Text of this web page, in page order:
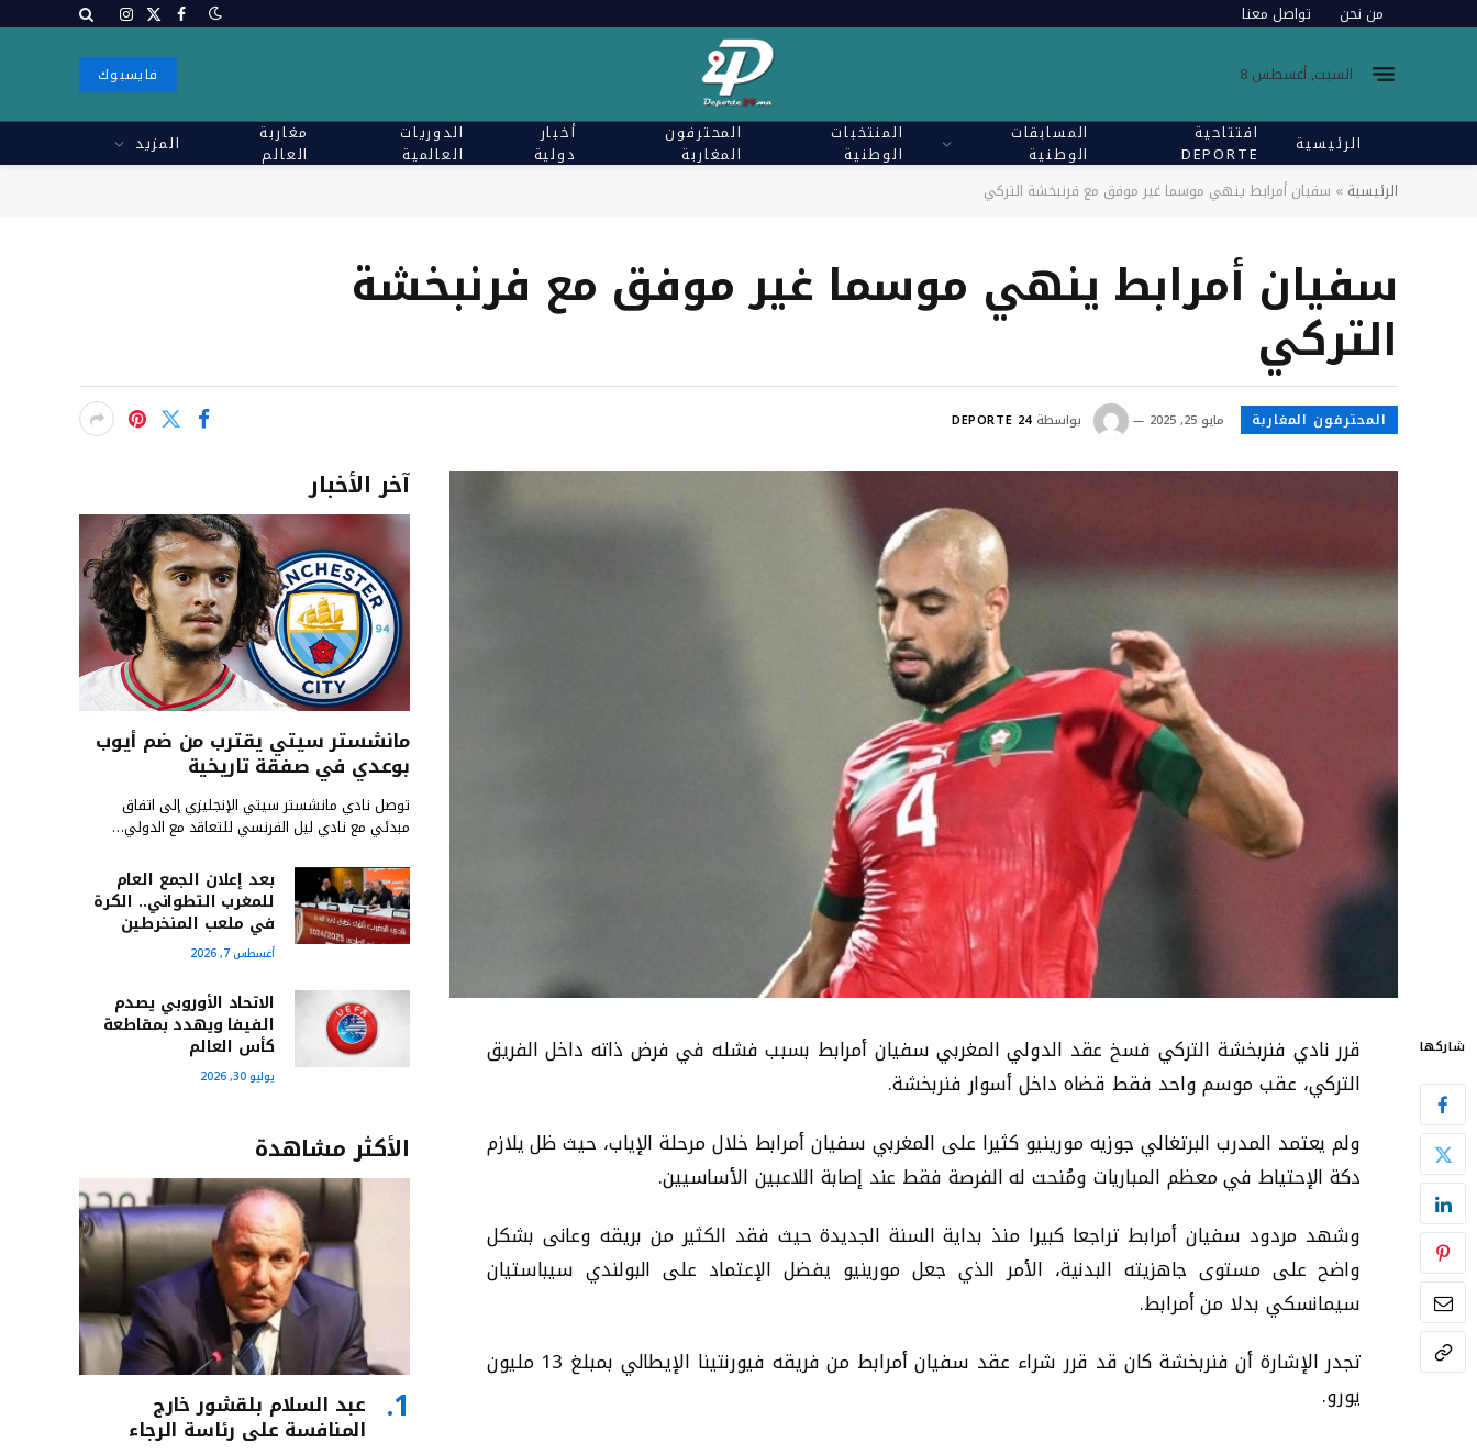
من نحن تواصل معنا فيسبوك
X الانستغرام
السبت, أغسطس 8 فايسبوك
الرئيسية
افتتاحية
DEPORTE
المسابقات
الوطنية
المنتخبات
الوطنية
المحترفون
المغاربة
أخبار
دولية
الدوريات
العالمية
مغاربة
العالم
المزيد
الرئيسية » سفيان أمرابط ينهي موسما غير موفق مع فرنبخشة التركي
سفيان أمرابط ينهي موسما غير موفق مع فرنبخشة
التركي
المحترفون المغاربة مايو 25, 2025 بواسطة DEPORTE 24
شاركها
قرر نادي فنربخشة التركي فسخ عقد الدولي المغربي سفيان أمرابط بسبب فشله في فرض ذاته داخل الفريق
التركي، عقب موسم واحد فقط قضاه داخل أسوار فنربخشة.
ولم يعتمد المدرب البرتغالي جوزيه مورينيو كثيرا على المغربي سفيان أمرابط خلال مرحلة الإياب، حيث ظل يلازم
دكة الإحتياط في معظم المباريات ومُنحت له الفرصة فقط عند إصابة اللاعبين الأساسيين.
وشهد مردود سفيان أمرابط تراجعا كبيرا منذ بداية السنة الجديدة حيث فقد الكثير من بريقه وعانى بشكل
واضح على مستوى جاهزيته البدنية، الأمر الذي جعل مورينيو يفضل الإعتماد على البولندي سيباستيان
سيمانسكي بدلا من أمرابط.
تجدر الإشارة أن فنربخشة كان قد قرر شراء عقد سفيان أمرابط من فريقه فيورنتينا الإيطالي بمبلغ 13 مليون
يورو.
آخر الأخبار
مانشستر سيتي يقترب من ضم أيوب
بوعدي في صفقة تاريخية
توصل نادي مانشستر سيتي الإنجليزي إلى اتفاق
مبدئي مع نادي ليل الفرنسي للتعاقد مع الدولي…
بعد إعلان الجمع العام
للمغرب التطواني.. الكرة
في ملعب المنخرطين
أغسطس 7, 2026
الاتحاد الأوروبي يصدم
الفيفا ويهدد بمقاطعة
كأس العالم
يوليو 30, 2026
الأكثر مشاهدة
عبد السلام بلقشور خارج
المنافسة على رئاسة الرجاء